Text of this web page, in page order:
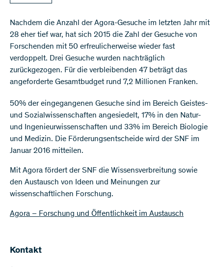
​Nachdem die Anzahl der Agora-Gesuche im letzten Jahr mit
28 eher tief war, hat sich 2015 die Zahl der Gesuche von
Forschenden mit 50 erfreulicherweise wieder fast
verdoppelt. Drei Gesuche wurden nachträglich
zurückgezogen. Für die verbleibenden 47 beträgt das
angeforderte Gesamtbudget rund 7,2 Millionen Franken.
50% der eingegangenen Gesuche sind im Bereich Geistes-
und Sozialwissenschaften angesiedelt, 17% in den Natur-
und Ingenieurwissenschaften und 33% im Bereich Biologie
und Medizin. Die Förderungsentscheide wird der SNF im
Januar 2016 mitteilen.
Mit Agora fördert der SNF die Wissensverbreitung sowie
den Austausch von Ideen und Meinungen zur
wissenschaftlichen Forschung.
Agora – Forschung und Öffentlichkeit im Austausch
Kontakt